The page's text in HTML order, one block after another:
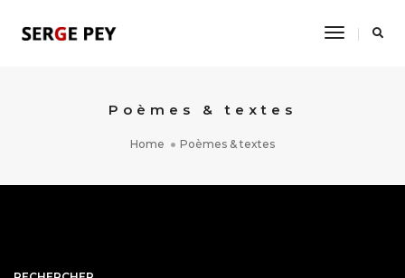
Toggle
Poèmes & textes
Home Poèmes & textes